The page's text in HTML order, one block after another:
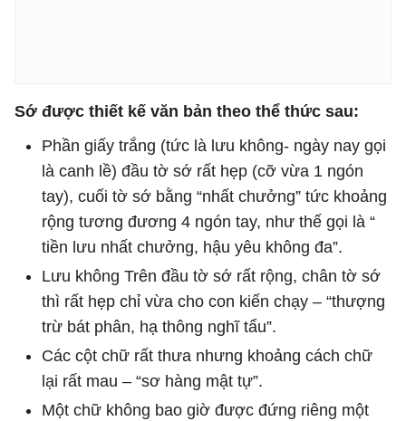
Sớ được thiết kế văn bản theo thể thức sau:
Phần giấy trắng (tức là lưu không- ngày nay gọi
là canh lề) đầu tờ sớ rất hẹp (cỡ vừa 1 ngón
tay), cuối tờ sớ bằng “nhất chưởng” tức khoảng
rộng tương đương 4 ngón tay, như thế gọi là “
tiền lưu nhất chưởng, hậu yêu không đa”.
Lưu không Trên đầu tờ sớ rất rộng, chân tờ sớ
thì rất hẹp chỉ vừa cho con kiến chạy – “thượng
trừ bát phân, hạ thông nghĩ tẩu”.
Các cột chữ rất thưa nhưng khoảng cách chữ
lại rất mau – “sơ hàng mật tự”.
Một chữ không bao giờ được đứng riêng một